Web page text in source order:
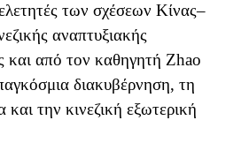
των σχέσεων Κίνας–
αναπτυξιακής
και από τον καθηγητή Zhao
διακυβέρνηση, τη
την κινεζική εξωτερική